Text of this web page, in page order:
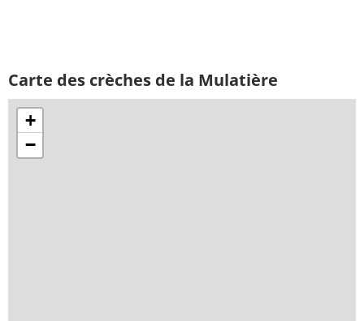
Carte des crèches de la Mulatière
+
−